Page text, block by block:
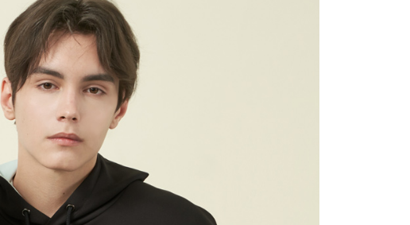
付款後7-11取貨
每筆NT$60，滿NT$1,500(含以上)免運費
宅配(本島)
每筆NT$90，滿NT$1,500(含以上)免運費
宅配(離島)
每筆NT$225，滿NT$1,500(含以上)免運費